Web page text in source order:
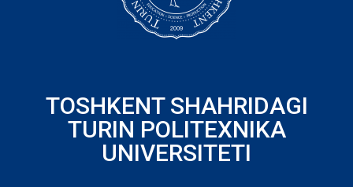
TOSHKENT SHAHRIDAGI
TURIN POLITEXNIKA
UNIVERSITETI